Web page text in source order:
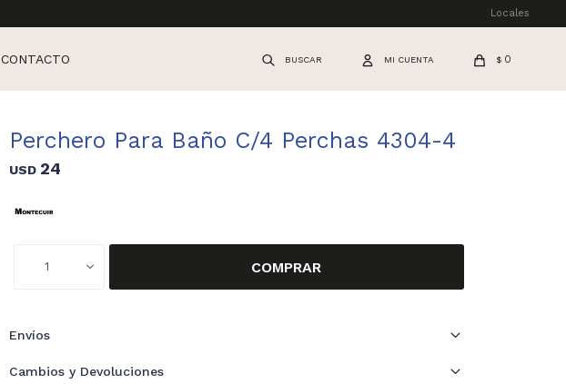
CONTACTO $ 0
Locales
Perchero Para Baño C/4 Perchas 4304-4
USD 24
1 COMPRAR
Envíos
Cambios y Devoluciones